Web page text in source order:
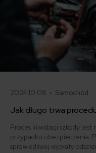
2024.10.08 • Samochód
Jak długo trwa
Proces likwidacji szkody
przypadku ubezpieczenia.
sprawiedliwej wypłaty